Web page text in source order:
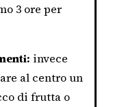
3 ore per
invece
al centro un
di frutta o